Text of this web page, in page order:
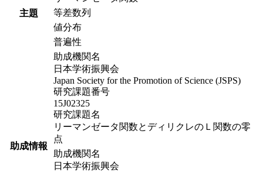
主題
等差数列
値分布
普遍性
助成情報
助成機関名
日本学術振興会
Japan Society for the Promotion of Science (JSPS)
研究課題番号
15J02325
研究課題名
リーマンゼータ関数とディリクレのＬ関数の零
点
助成機関名
日本学術振興会